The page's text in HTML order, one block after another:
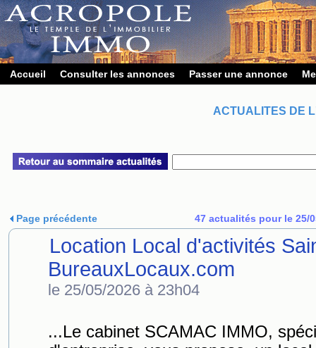
Accueil Consulter les annonces Passer une annonce
ACTUALITES DE
Page précédente 47 actualités pour le 25/
Location Local d'activités
BureauxLocaux.com
le 25/05/2026 à 23h04
...Le cabinet SCAMAC IMMO,